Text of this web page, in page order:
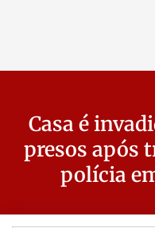
Casa é
presos após
polícia